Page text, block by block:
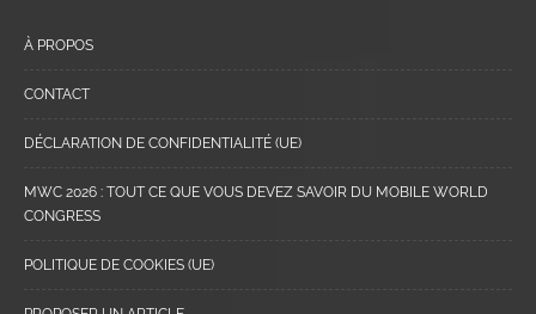
À PROPOS
CONTACT
DÉCLARATION DE CONFIDENTIALITÉ (UE)
MWC 2026 : TOUT CE QUE VOUS DEVEZ SAVOIR DU MOBILE WORLD
CONGRESS
POLITIQUE DE COOKIES (UE)